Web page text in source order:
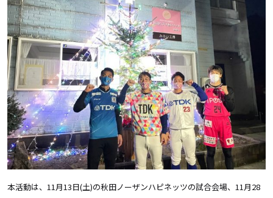
本活動は、 11月13日(土)の秋田ノーザンハピネッツの試合会場、 11月28